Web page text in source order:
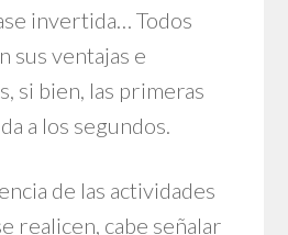
invertida… Todos
sus ventajas e
si bien, las primeras
a los segundos.
de las actividades
realicen, cabe señalar